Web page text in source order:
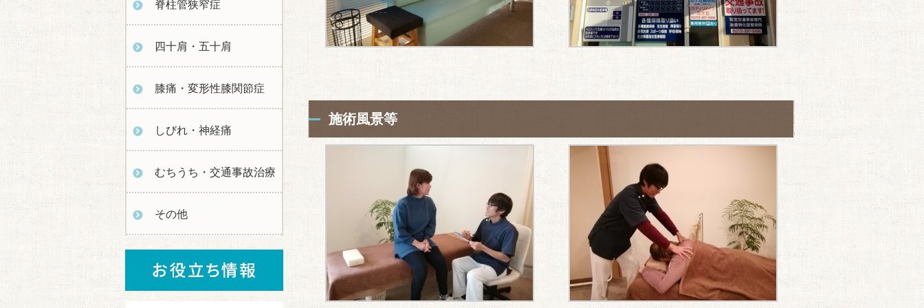
脊柱管狭窄症
四十肩・五十肩
膝痛・変形性膝関節症
しびれ・神経痛
むちうち・交通事故治療
その他
施術風景等